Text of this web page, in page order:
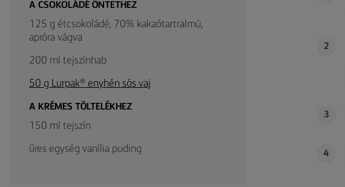
A CSOKOLÁDÉ ÖNTETHEZ
125 g étcsokoládé, 70% kakaótartralmú,
apróra vágva
200 ml tejszínhab
50 g Lurpak® enyhén sós vaj
A KRÉMES TÖLTELÉKHEZ
150 ml tejszín
üres egység vanília puding
2
3
4